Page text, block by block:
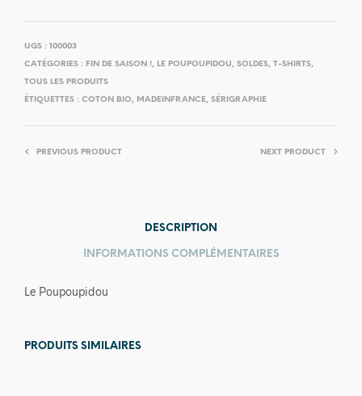
UGS : 100003
CATÉGORIES : FIN DE SAISON !, LE POUPOUPIDOU, SOLDES, T-SHIRTS,
TOUS LES PRODUITS
ÉTIQUETTES : COTON BIO, MADEINFRANCE, SÉRIGRAPHIE
PREVIOUS PRODUCT NEXT PRODUCT
DESCRIPTION
INFORMATIONS COMPLÉMENTAIRES
Le Poupoupidou
PRODUITS SIMILAIRES